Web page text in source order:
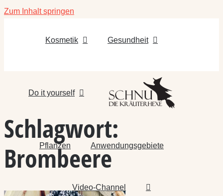
Zum Inhalt springen
Kosmetik Gesundheit
Do it yourself
Pflanzen Anwendungsgebiete
Video-Channel
Schlagwort:
Brombeere